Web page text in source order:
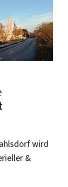
wird
&